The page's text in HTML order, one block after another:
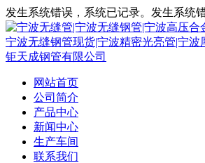
发生系统错误，系统已记录。发生系统
网站首页
公司简介
产品中心
新闻中心
生产车间
联系我们